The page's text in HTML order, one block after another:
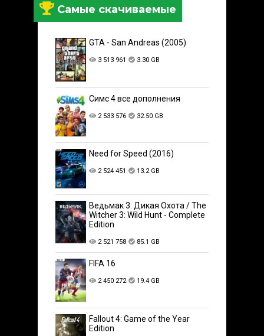
Самые скачиваемые
GTA - San Andreas (2005)
3 513 961 3.30 GB
Симс 4 все дополнения
2 533 576 32.50 GB
Need for Speed (2016)
2 524 451 13.2 GB
Ведьмак 3: Дикая Охота / The
Witcher 3: Wild Hunt - Complete
Edition
2 521 758 85.1 GB
FIFA 16
2 450 272 19.4 GB
Fallout 4: Game of the Year
Edition